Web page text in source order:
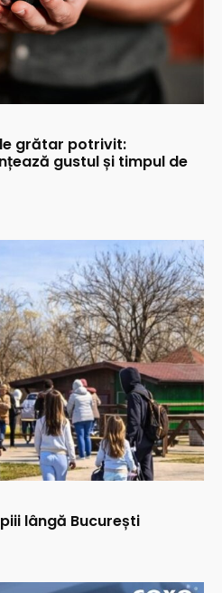
grătar potrivit:
gustul și timpul de
lângă București